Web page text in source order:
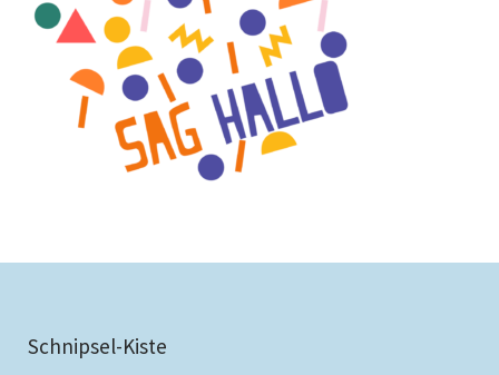
Schnipsel-Kiste